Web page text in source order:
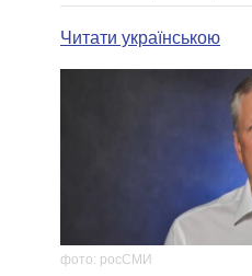
Читати українською
фото: росСМИ